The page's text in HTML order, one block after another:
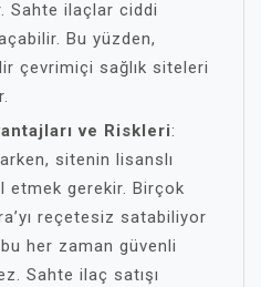
Sahte ilaçlar ciddi
Bu yüzden,
çevrimiçi sağlık siteleri
ve Riskleri:
sitenin lisanslı
etmek gerekir. Birçok
reçetesiz satabiliyor
her zaman güvenli
Sahte ilaç satışı